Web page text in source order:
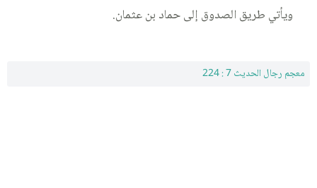
ويأتي طريق الصدوق إلى حماد بن عثمان.
معجم رجال الحديث 7 : 224